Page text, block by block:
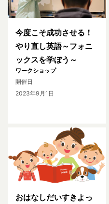
今度こそ成功させる！
やり直し英語～フォニ
ックスを学ぼう～
ワークショップ
開催日
2023年9月1日
おはなしだいすきよっ